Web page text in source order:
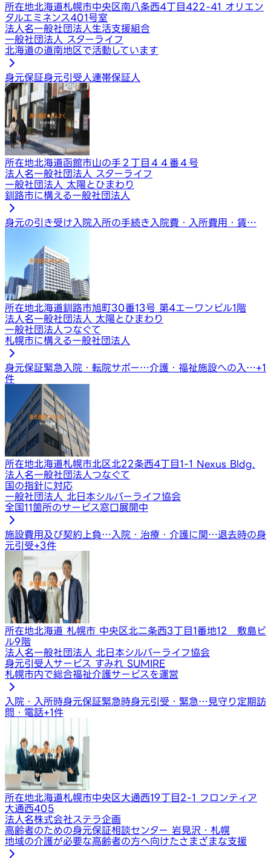
所在地北海道札幌市中央区南八条西4丁目422-41 オリエン
タルエミネンス401号室
法人名一般社団法人生活支援組合
一般社団法人 スターライフ
北海道の道南地区で活動しています
身元保証身元引受人連帯保証人
所在地北海道函館市山の手２丁目４４番４号
法人名一般社団法人 スターライフ
一般社団法人 太陽とひまわり
釧路市に構える一般社団法人
身元の引き受け 入院入所の手続き 入院費・入所費用・賃…
所在地北海道釧路市旭町30番13号 第4エーワンビル1階
法人名一般社団法人 太陽とひまわり
一般社団法人つなぐて
札幌市に構える一般社団法人
身元保証緊急入院・転院サポー…介護・福祉施設への入…+1
件
所在地北海道札幌市北区北22条西4丁目1-1 Nexus Bldg.
法人名一般社団法人つなぐて
国の指針に対応
一般社団法人 北日本シルバーライフ協会
全国11箇所のサービス窓口展開中
施設費用及び契約上負… 入院・治療・介護に関…退去時の身
元引受+3件
所在地北海道 札幌市 中央区北二条西3丁目1番地12 敷島ビ
ル9階
法人名一般社団法人 北日本シルバーライフ協会
身元引受人サービス すみれ SUMIRE
札幌市内で総合福祉介護サービスを運営
入院・入所時身元保証緊急時身元引受・緊急…見守り定期訪
問・電話+1件
所在地北海道札幌市中央区大通西19丁目2-1 フロンティア
大通西405
法人名株式会社ステラ企画
高齢者のための身元保証相談センター 岩見沢・札幌
地域の介護が必要な高齢者の方へ向けたさまざまな支援